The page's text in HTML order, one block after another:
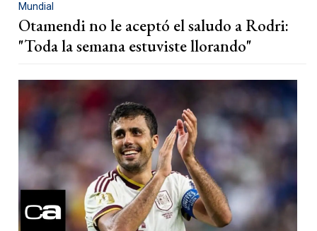
Mundial
Otamendi no le aceptó el saludo a Rodri:
"Toda la semana estuviste llorando"